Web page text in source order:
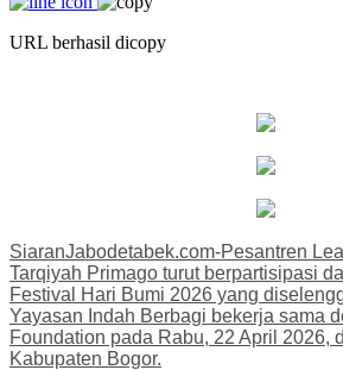
URL berhasil dicopy
SiaranJabodetabek.com-Pesantren
Tarqiyah Primago turut berpartisipasi
Festival Hari Bumi 2026 yang
Yayasan Indah Berbagi bekerja sama
Foundation pada Rabu, 22 April 2026,
Kabupaten Bogor.